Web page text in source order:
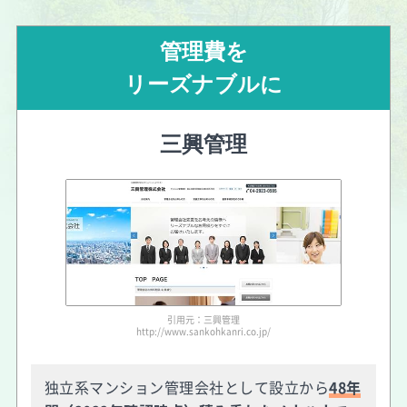
管理費を
リーズナブルに
三興管理
引用元：三興管理
http://www.sankohkanri.co.jp/
独立系マンション管理会社として設立から48年